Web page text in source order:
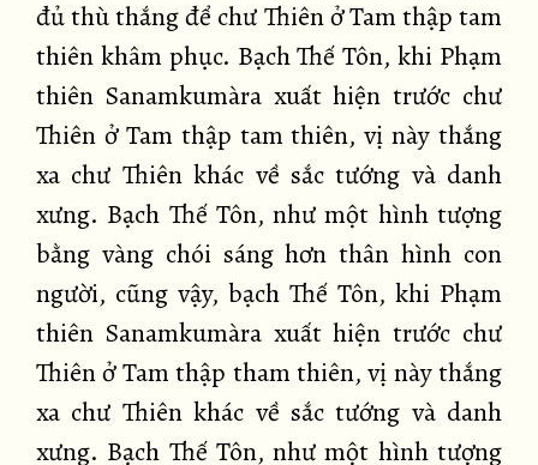
đủ thù thắng để chư Thiên ở Tam thập tam
thiên khâm phục. Bạch Thế Tôn, khi Phạm
thiên Sanamkumàra xuất hiện trước chư
Thiên ở Tam thập tam thiên, vị này thắng
xa chư Thiên khác về sắc tướng và danh
xưng. Bạch Thế Tôn, như một hình tượng
bằng vàng chói sáng hơn thân hình con
người, cũng vậy, bạch Thế Tôn, khi Phạm
thiên Sanamkumàra xuất hiện trước chư
Thiên ở Tam thập tham thiên, vị này thắng
xa chư Thiên khác về sắc tướng và danh
xưng. Bạch Thế Tôn, như một hình tượng